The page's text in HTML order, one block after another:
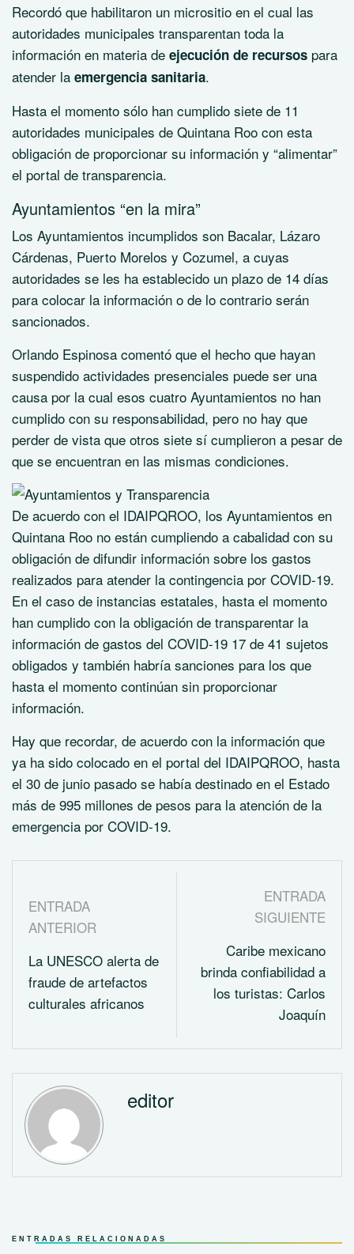
Recordó que habilitaron un micrositio en el cual las
autoridades municipales transparentan toda la
información en materia de ejecución de recursos para
atender la emergencia sanitaria.
Hasta el momento sólo han cumplido siete de 11
autoridades municipales de Quintana Roo con esta
obligación de proporcionar su información y “alimentar”
el portal de transparencia.
Ayuntamientos “en la mira”
Los Ayuntamientos incumplidos son Bacalar, Lázaro
Cárdenas, Puerto Morelos y Cozumel, a cuyas
autoridades se les ha establecido un plazo de 14 días
para colocar la información o de lo contrario serán
sancionados.
Orlando Espinosa comentó que el hecho que hayan
suspendido actividades presenciales puede ser una
causa por la cual esos cuatro Ayuntamientos no han
cumplido con su responsabilidad, pero no hay que
perder de vista que otros siete sí cumplieron a pesar de
que se encuentran en las mismas condiciones.
De acuerdo con el IDAIPQROO, los Ayuntamientos en
Quintana Roo no están cumpliendo a cabalidad con su
obligación de difundir información sobre los gastos
realizados para atender la contingencia por COVID-19.
En el caso de instancias estatales, hasta el momento
han cumplido con la obligación de transparentar la
información de gastos del COVID-19 17 de 41 sujetos
obligados y también habría sanciones para los que
hasta el momento continúan sin proporcionar
información.
Hay que recordar, de acuerdo con la información que
ya ha sido colocado en el portal del IDAIPQROO, hasta
el 30 de junio pasado se había destinado en el Estado
más de 995 millones de pesos para la atención de la
emergencia por COVID-19.
ENTRADA
ANTERIOR
La UNESCO alerta de
fraude de artefactos
culturales africanos
ENTRADA
SIGUIENTE
Caribe mexicano
brinda confiabilidad a
los turistas: Carlos
Joaquín
editor
ENTRADAS RELACIONADAS